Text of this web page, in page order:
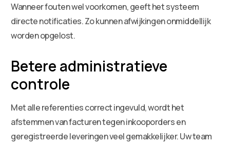
Wanneer fouten wel voorkomen, geeft het systeem
directe notificaties. Zo kunnen afwijkingen onmiddellijk
worden opgelost.
Betere administratieve
controle
Met alle referenties correct ingevuld, wordt het
afstemmen van facturen tegen inkooporders en
geregistreerde leveringen veel gemakkelijker. Uw team